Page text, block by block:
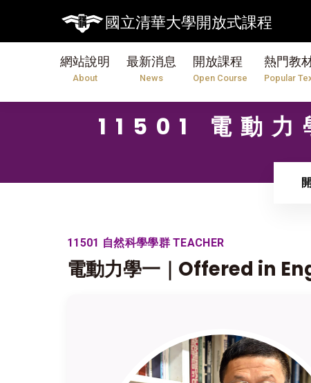
國立清華大學開放式課程
網站說明
About
最新消息
News
開放課程
Open Course
熱門教
Popular
11501 電動
11501 自然科學學群 TEACHER
電動力學一｜Offered in